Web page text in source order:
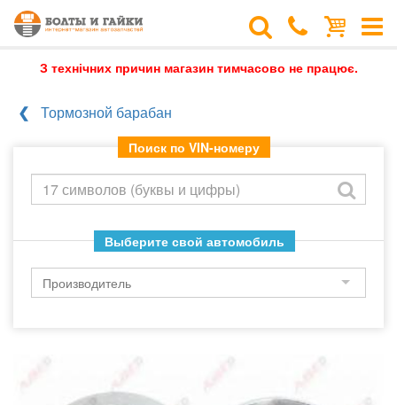
З технічних причин магазин тимчасово не працює.
Тормозной барабан
Поиск по VIN-номеру
Выберите свой автомобиль